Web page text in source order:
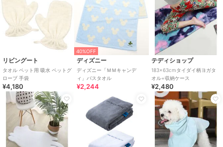
リビングート
タオル ペット用 吸水 ペットグ
ローブ 手袋
¥4,180
40%OFF
ディズニー
ディズニー「ＭＭキャンデ
ィ」バスタオル
¥2,244
テディショップ
183×63cmタイダイ柄ヨガタ
オル+収納ケース
¥2,480